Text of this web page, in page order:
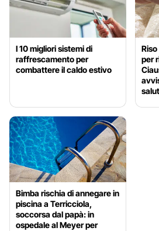
I 10 migliori sistemi di
raffrescamento per
combattere il caldo estivo
per
Bimba rischia di annegare in
piscina a Terricciola,
soccorsa dal papà: in
ospedale al Meyer per